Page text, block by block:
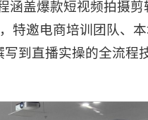
涵盖爆款短视频拍摄
邀电商培训团队、
到直播实操的全流程